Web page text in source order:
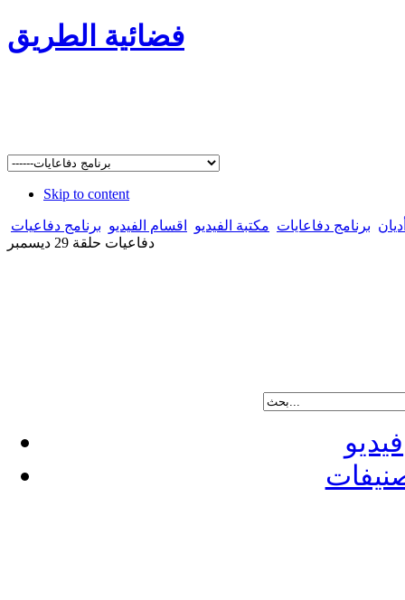
فضائية الطريق
Skip to content
برنامج دفاعايات مكتبة الفيديو اقسام الفيديو برنامج دفاعيات
دفاعيات حلقة 29 ديسمبر
فيديو